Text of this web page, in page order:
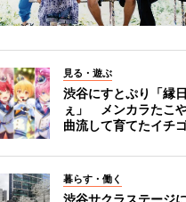
見る・遊ぶ
渋谷にすとぷり「縁
ぇ」 メンカラたこ
曲流して育てたイチ
暮らす・働く
渋谷サクラステージ